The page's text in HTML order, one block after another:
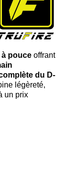
pouce offrant
du D-
légèreté,
un prix